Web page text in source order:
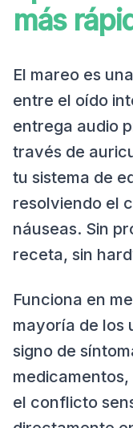
más
El mareo es
entre el oído
entrega audio
través de
tu sistema de
resolviendo el
náuseas. Sin
receta, sin
Funciona en
mayoría de los
signo de
el conflicto